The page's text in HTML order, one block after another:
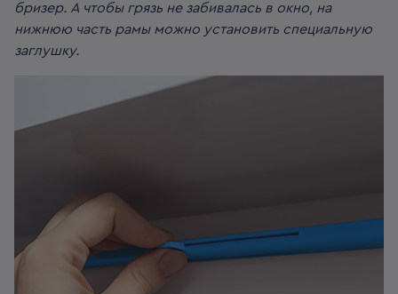
бризер. А чтобы грязь не забивалась в окно, на
нижнюю часть рамы можно установить специальную
заглушку.